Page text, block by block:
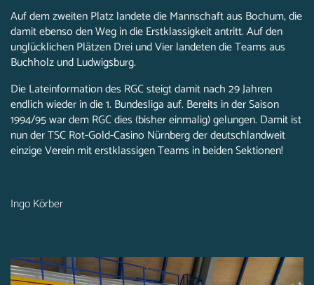
Auf dem zweiten Platz landete die Mannschaft aus Bochum, die
damit ebenso den Weg in die Erstklassigkeit antritt. Auf den
unglücklichen Plätzen Drei und Vier landeten die Teams aus
Buchholz und Ludwigsburg.
Die Lateinformation des RGC steigt damit nach 29 Jahren
endlich wieder in die 1. Bundesliga auf. Bereits in der Saison
1994/95 war dem RGC dies (bisher einmalig) gelungen. Damit ist
nun der TSC Rot-Gold-Casino Nürnberg der deutschlandweit
einzige Verein mit erstklassigen Teams in beiden Sektionen!
Ingo Körber